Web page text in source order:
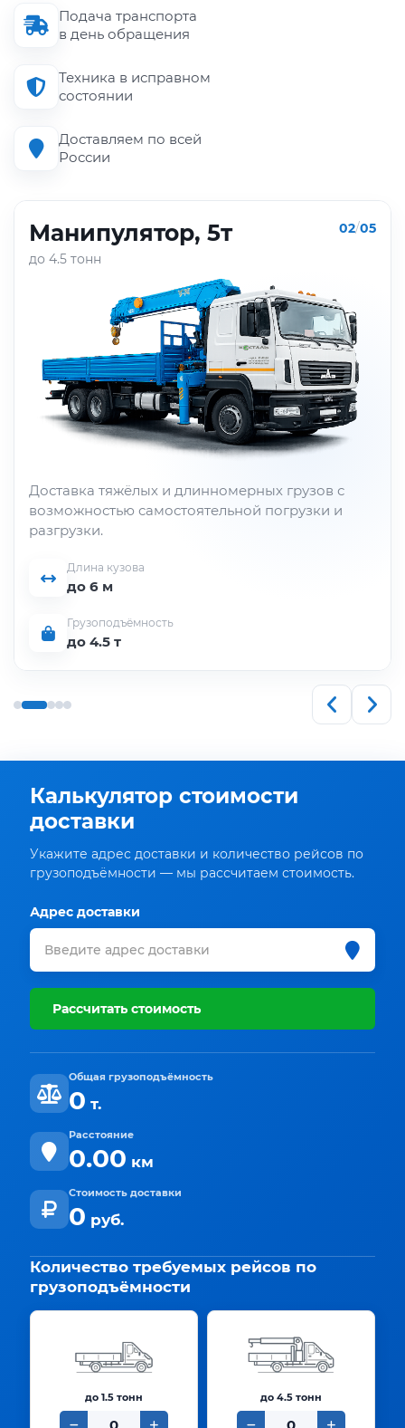
Подача транспорта
в день обращения
Техника в исправном
состоянии
Доставляем по всей
России
Манипулятор, 5т
до 4.5 тонн
02/05
Доставка тяжёлых и длинномерных грузов с
возможностью самостоятельной погрузки и
разгрузки.
Длина кузова
до 6 м
Грузоподъёмность
до 4.5 т
Калькулятор стоимости
доставки
Укажите адрес доставки и количество рейсов по
грузоподъёмности — мы рассчитаем стоимость.
Адрес доставки
Рассчитать стоимость
Общая грузоподъёмность
0 т.
Расстояние
0.00 км
Стоимость доставки
0 руб.
Количество требуемых рейсов по
грузоподъёмности
до 1.5 тонн до 4.5 тонн